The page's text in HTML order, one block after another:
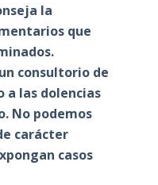
la
que
un consultorio de
a las dolencias
No podemos
carácter
casos